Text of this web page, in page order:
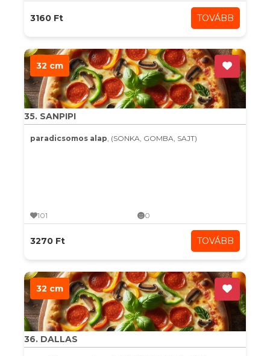
3160 Ft TOVÁBB
32 cm
35. SANPIPI
paradicsomos alap, (SONKA, GOMBA, SAJT)
101 0
3270 Ft TOVÁBB
32 cm
36. DALLAS